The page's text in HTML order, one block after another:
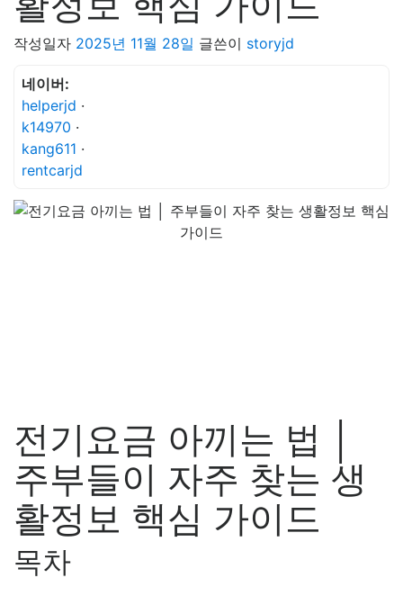
작성일자 2025년 11월 28일 글쓴이 storyjd
네이버:
helperjd ·
k14970 ·
kang611 ·
rentcarjd
전기요금 아끼는 법 │
주부들이 자주 찾는 생
활정보 핵심 가이드
목차